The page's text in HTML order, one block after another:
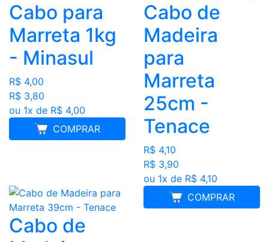
Cabo para
Marreta 1kg
- Minasul
R$ 4,00
R$ 3,80
ou 1x de R$ 4,00
COMPRAR
Cabo de
Madeira
para
Marreta
25cm -
Tenace
R$ 4,10
R$ 3,90
ou 1x de R$ 4,10
COMPRAR
Cabo de